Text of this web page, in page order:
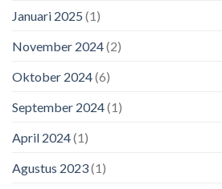
Januari 2025 (1)
November 2024(2)
Oktober 2024(6)
September 2024(1)
April 2024(1)
Agustus 2023(1)